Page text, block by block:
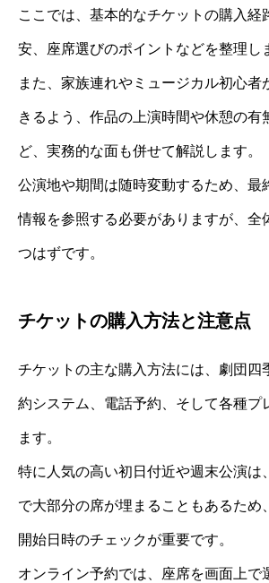
ここでは、基本的なチケットの購入経
安、座席選びのポイントなどを整理し
また、家族連れやミュージカル初心者
きるよう、作品の上演時間や休憩の有
ど、実務的な面も併せて解説します。
公演地や期間は随時変動するため、最
情報を参照する必要がありますが、全
つはずです。
チケットの購入方法と注意点
チケットの主な購入方法には、劇団四
約システム、電話予約、そして各種プ
ます。
特に人気の高い初日付近や週末公演は
で大部分の席が埋まることもあるため
開始日時のチェックが重要です。
オンライン予約では、座席を画面上で